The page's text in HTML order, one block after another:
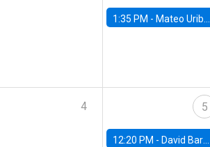
1:35 PM - Mateo Uribe-Castro, Universidad de los Andes (Colombia)
4 5
12:20 PM - David Bardey, Universidad de los Andes - CEDE